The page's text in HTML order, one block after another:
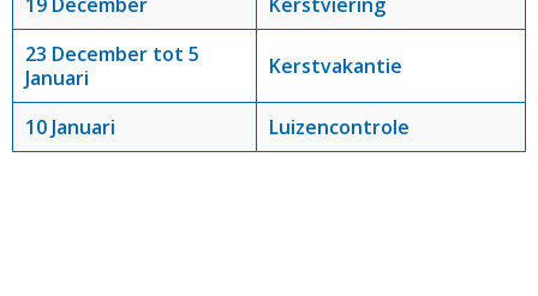
23 December tot 5
Januari
Kerstvakantie
10 Januari Luizencontrole